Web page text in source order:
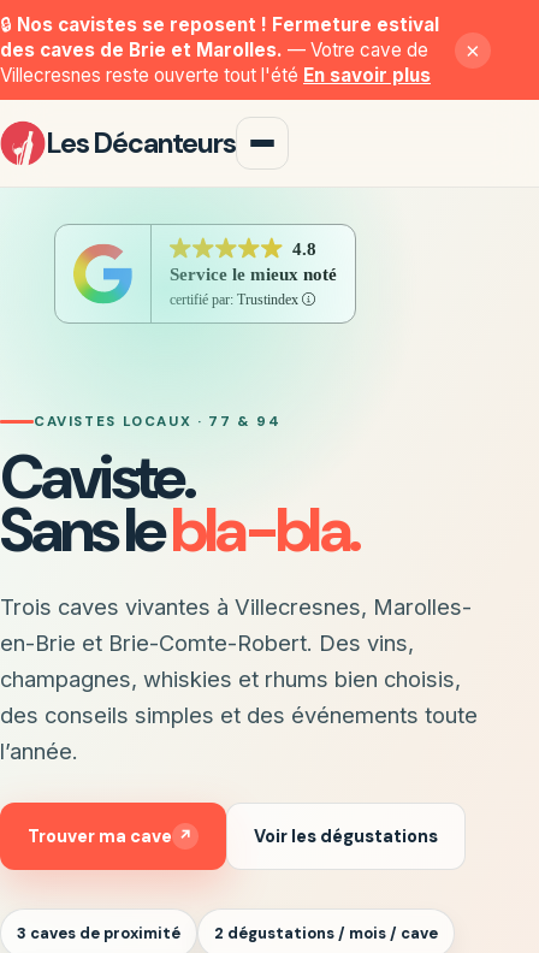
🔒 Nos cavistes se reposent ! Fermeture estival
des caves de Brie et Marolles. — Votre cave de
Villecresnes reste ouverte tout l'été En savoir plus
×
Les Décanteurs
CAVISTES LOCAUX · 77 & 94
Caviste.
Sans lebla-bla.
Trois caves vivantes à Villecresnes, Marolles-
en-Brie et Brie-Comte-Robert. Des vins,
champagnes, whiskies et rhums bien choisis,
des conseils simples et des événements toute
l’année.
Trouver ma cave ↗ Voir les dégustations
3 caves de proximité 2 dégustations / mois / cave